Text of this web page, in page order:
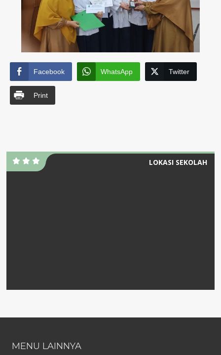
Facebook WhatsApp Twitter
Print
LOKASI SEKOLAH
MENU LAINNYA